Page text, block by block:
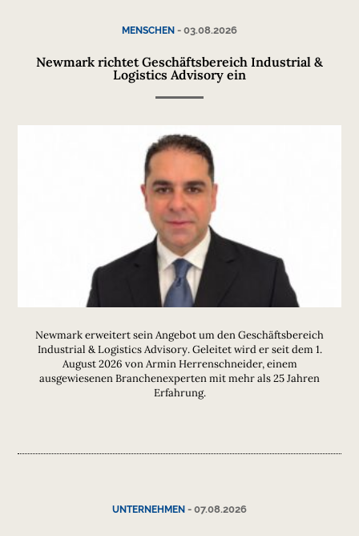
MENSCHEN - 03.08.2026
Newmark richtet Geschäftsbereich Industrial &
Logistics Advisory ein
Newmark erweitert sein Angebot um den Geschäftsbereich
Industrial & Logistics Advisory. Geleitet wird er seit dem 1.
August 2026 von Armin Herrenschneider, einem
ausgewiesenen Branchenexperten mit mehr als 25 Jahren
Erfahrung.
UNTERNEHMEN - 07.08.2026